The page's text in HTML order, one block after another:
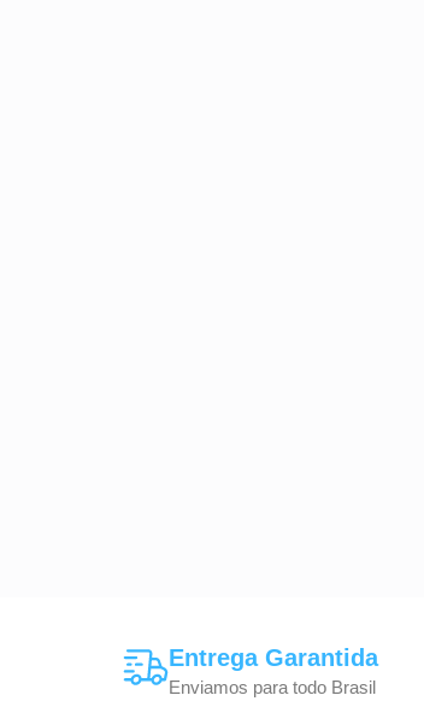
Entrega Garantida
Enviamos para todo Brasil